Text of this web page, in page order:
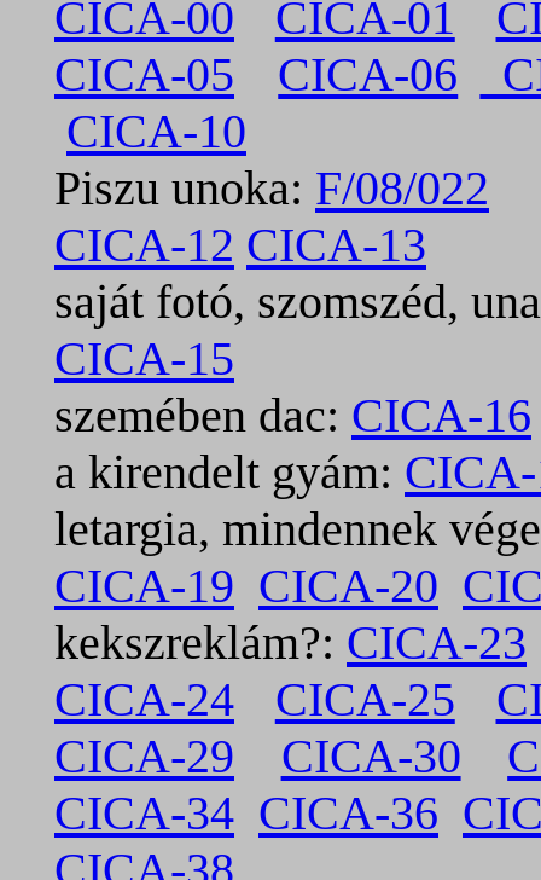
CICA-00 CICA-01
CICA-05
CICA-06
CICA-10
Piszu unoka: F/08/022
CICA-12 CICA-13
saját fotó, szomszéd,
CICA-15
szemében dac: CICA-16
a kirendelt gyám:
letargia, mindennek
CICA-19 CICA-20
kekszreklám?: CICA-23
CICA-24
CICA-25
CICA-29
CICA-30
CICA-34 CICA-36